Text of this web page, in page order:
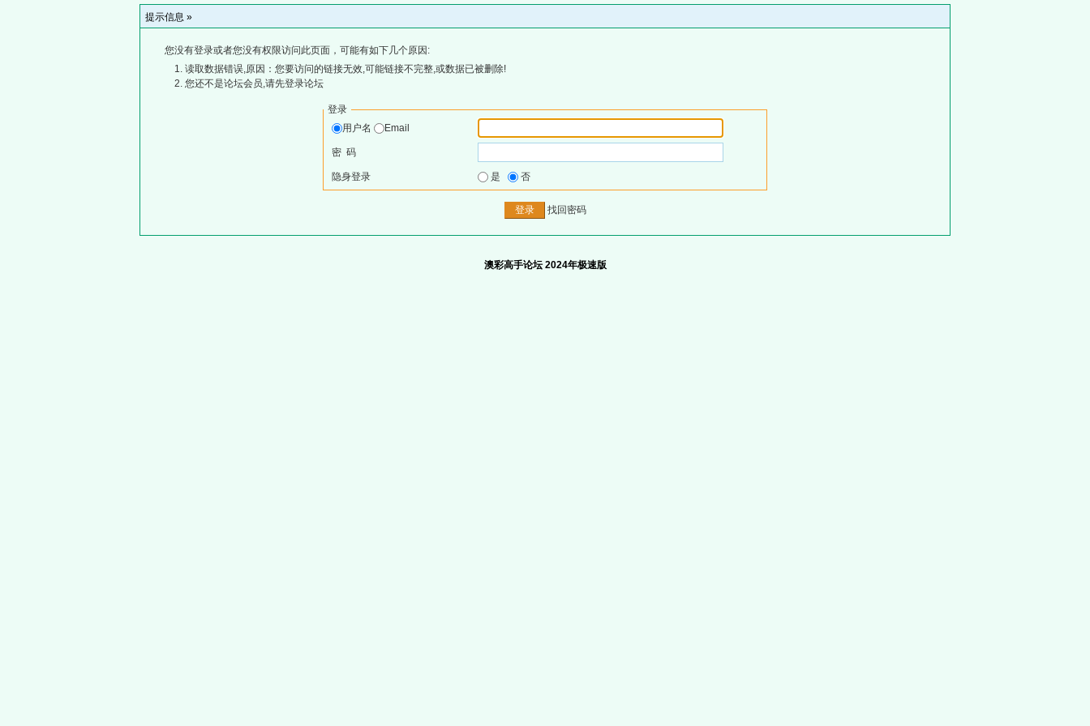
提示信息 »
您没有登录或者您没有权限访问此页面，可能有如下几个原因:
读取数据错误,原因：您要访问的链接无效,可能链接不完整,或数据已被删除!
您还不是论坛会员,请先登录论坛
登录
用户名
Email
密 码
隐身登录 是 否
找回密码
澳彩高手论坛 2024年极速版